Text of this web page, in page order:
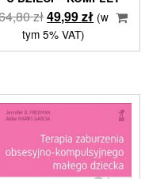
złPierwotna
cena
wynosiła:
49,99złAktualna
wynosi:
(w
tym 5% VAT)